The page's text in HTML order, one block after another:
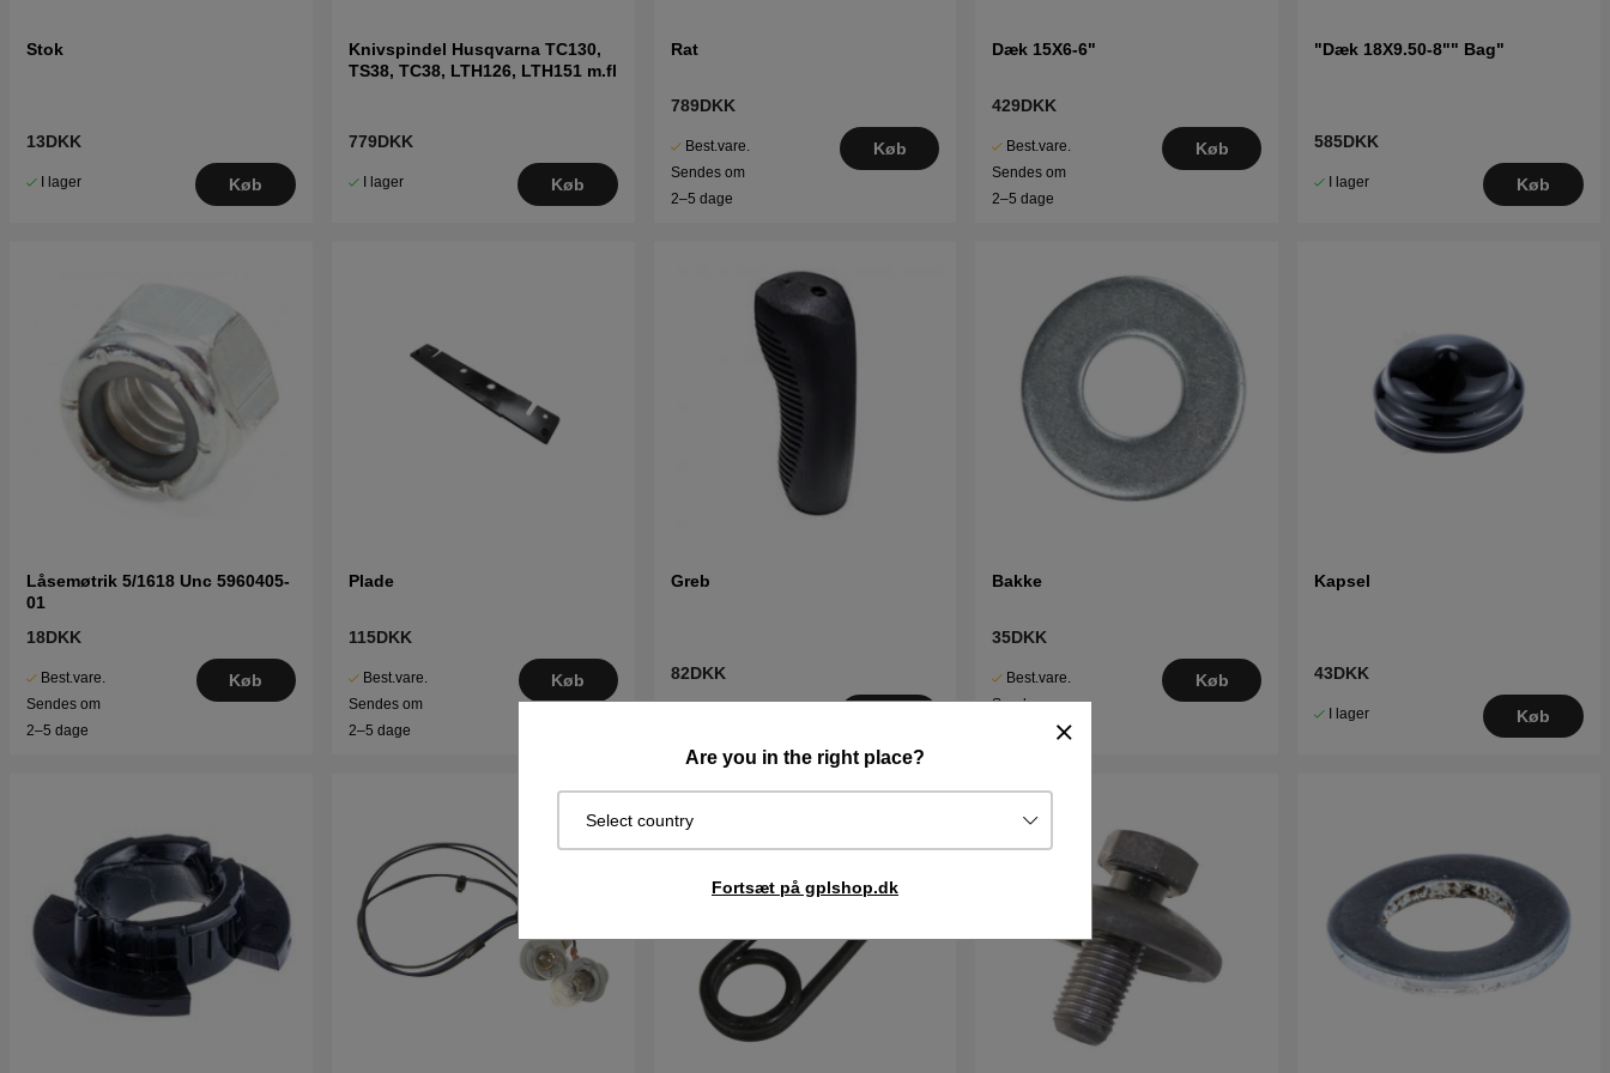
Are you in the right place?
Select country
Fortsæt på gplshop.dk
Stok
13DKK
I lager Køb
Knivspindel Husqvarna TC130,
TS38, TC38, LTH126, LTH151 m.fl
779DKK
I lager Køb
Rat
789DKK
Best.vare.
Sendes om
2–5 dage
Køb
Dæk 15X6-6"
429DKK
Best.vare.
Sendes om
2–5 dage
Køb
"Dæk 18X9.50-8"" Bag"
585DKK
I lager Køb
Låsemøtrik 5/1618 Unc 5960405-
01
18DKK
Best.vare.
Sendes om
2–5 dage
Køb
Plade
115DKK
Best.vare.
Sendes om
2–5 dage
Køb
Greb
82DKK
Bakke
35DKK
Best.vare.
Sendes om
Køb
Kapsel
43DKK
I lager Køb